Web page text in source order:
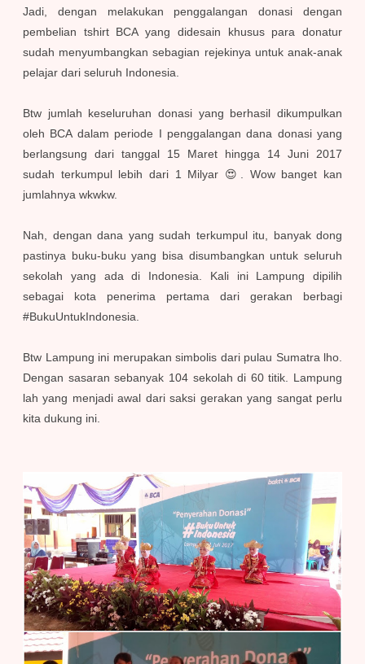
Jadi, dengan melakukan penggalangan donasi dengan
pembelian tshirt BCA yang didesain khusus para donatur
sudah menyumbangkan sebagian rejekinya untuk anak-anak
pelajar dari seluruh Indonesia.
Btw jumlah keseluruhan donasi yang berhasil dikumpulkan
oleh BCA dalam periode I penggalangan dana donasi yang
berlangsung dari tanggal 15 Maret hingga 14 Juni 2017
sudah terkumpul lebih dari 1 Milyar 😍. Wow banget kan
jumlahnya wkwkw.
Nah, dengan dana yang sudah terkumpul itu, banyak dong
pastinya buku-buku yang bisa disumbangkan untuk seluruh
sekolah yang ada di Indonesia. Kali ini Lampung dipilih
sebagai kota penerima pertama dari gerakan berbagi
#BukuUntukIndonesia.
Btw Lampung ini merupakan simbolis dari pulau Sumatra lho.
Dengan sasaran sebanyak 104 sekolah di 60 titik. Lampung
lah yang menjadi awal dari saksi gerakan yang sangat perlu
kita dukung ini.